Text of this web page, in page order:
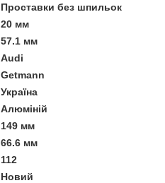
Проставки без шпильок
20 мм
57.1 мм
Audi
Getmann
Україна
Алюміній
149 мм
66.6 мм
112
Новий